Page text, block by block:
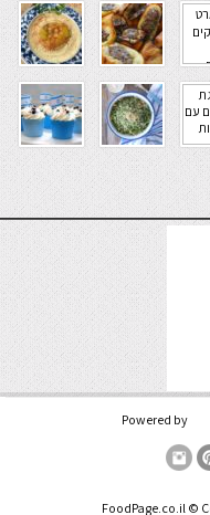
Powered by
FoodPage.co.il ©